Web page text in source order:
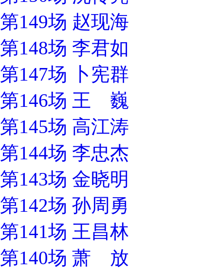
第149场 赵现海
第148场 李君如
第147场 卜宪群
第146场 王 巍
第145场 高江涛
第144场 李忠杰
第143场 金晓明
第142场 孙周勇
第141场 王昌林
第140场 萧 放